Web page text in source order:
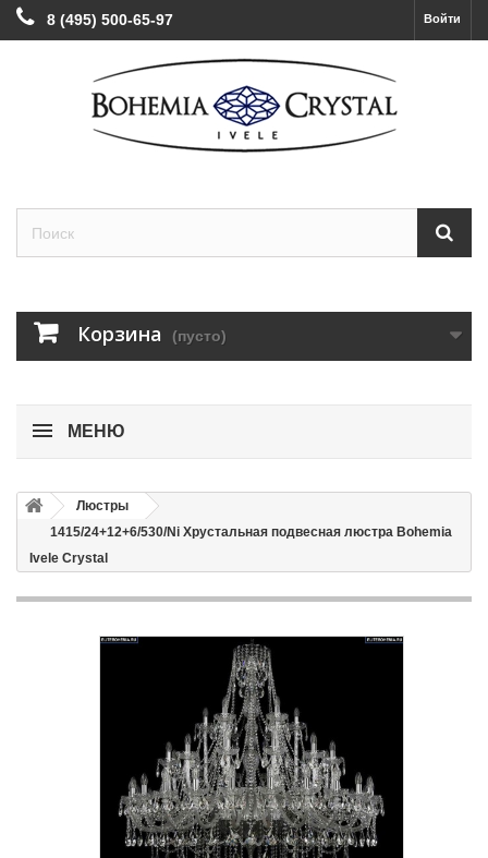
Войти
8 (495) 500-65-97
Корзина (пусто)
МЕНЮ
Люстры
1415/24+12+6/530/Ni Хрустальная подвесная люстра Bohemia
Ivele Crystal